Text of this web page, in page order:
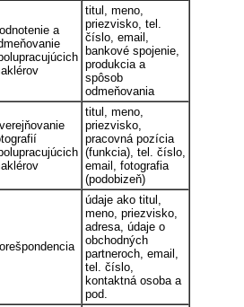
a
titul, meno,
priezvisko, tel.
číslo, email,
bankové spojenie,
produkcia a
spôsob
odmeňovania
titul, meno,
priezvisko,
pracovná pozícia
(funkcia), tel. číslo,
email, fotografia
(podobizeň)
údaje ako titul,
meno, priezvisko,
adresa, údaje o
obchodných
partneroch, email,
tel. číslo,
kontaktná osoba a
pod.